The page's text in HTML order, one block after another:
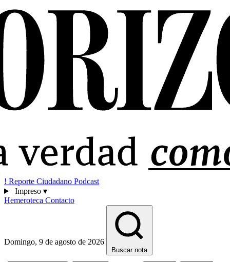
! Reporte Ciudadano Podcast
Impreso ▾
Hemeroteca Contacto
Domingo, 9 de agosto de 2026
Buscar nota